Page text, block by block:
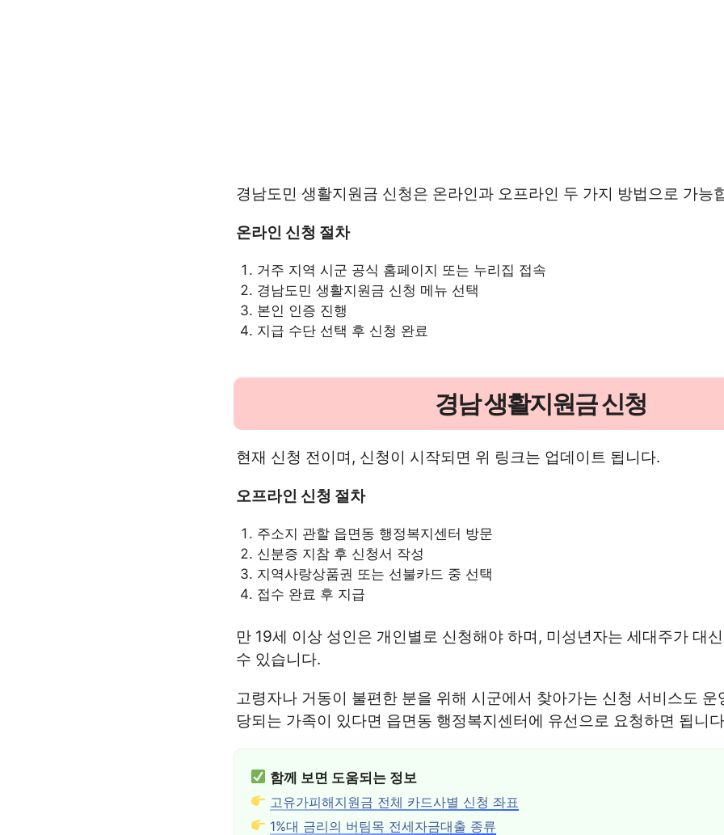
경남도민 생활지원금 신청은 온라인과 오프라인 두 가지 방법으로 가능
온라인 신청 절차
거주 지역 시군 공식 홈페이지 또는 누리집 접속
경남도민 생활지원금 신청 메뉴 선택
본인 인증 진행
지급 수단 선택 후 신청 완료
경남 생활지원금 신청
현재 신청 전이며, 신청이 시작되면 위 링크는 업데이트 됩니다.
오프라인 신청 절차
주소지 관할 읍면동 행정복지센터 방문
신분증 지참 후 신청서 작성
지역사랑상품권 또는 선불카드 중 선택
접수 완료 후 지급
만 19세 이상 성인은 개인별로 신청해야 하며, 미성년자는 세대주가 대
수 있습니다.
고령자나 거동이 불편한 분을 위해 시군에서 찾아가는 신청 서비스도 운
당되는 가족이 있다면 읍면동 행정복지센터에 유선으로 요청하면 됩니
함께 보면 도움되는 정보
고유가피해지원금 전체 카드사별 신청 좌표
1%대 금리의 버팀목 전세자금대출 종류